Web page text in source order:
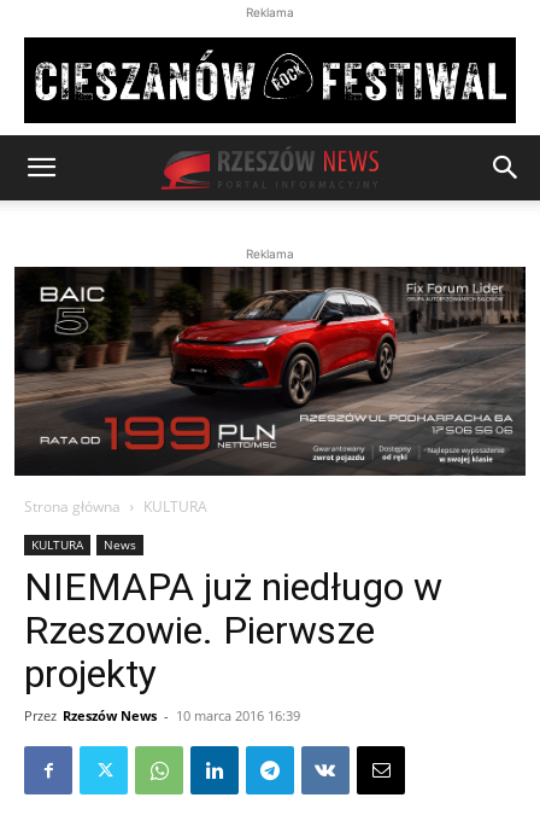
Reklama
Reklama
Strona główna KULTURA
KULTURA News
NIEMAPA już niedługo w
Rzeszowie. Pierwsze
projekty
Przez Rzeszów News - 10 marca 2016 16:39